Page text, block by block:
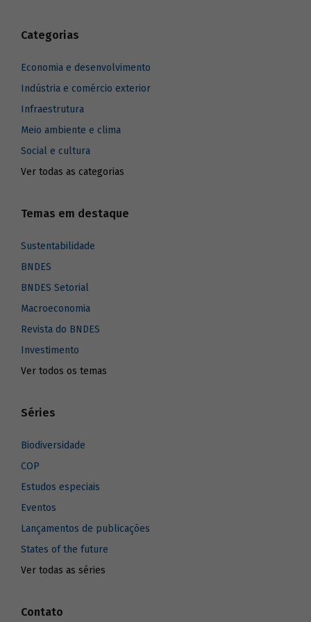
Categorias
Economia e desenvolvimento
Indústria e comércio exterior
Infraestrutura
Meio ambiente e clima
Social e cultura
Ver todas as categorias
Temas em destaque
Sustentabilidade
BNDES
BNDES Setorial
Macroeconomia
Revista do BNDES
Investimento
Ver todos os temas
Séries
Biodiversidade
COP
Estudos especiais
Eventos
Lançamentos de publicações
States of the future
Ver todas as séries
Contato